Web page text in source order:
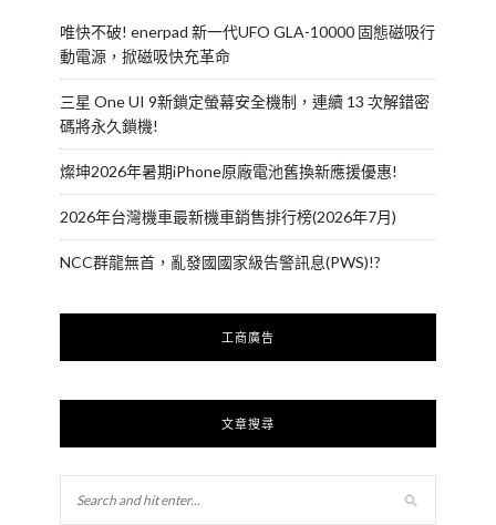
唯快不破! enerpad 新一代UFO GLA-10000 固態磁吸行
動電源，掀磁吸快充革命
三星 One UI 9新鎖定螢幕安全機制，連續 13 次解錯密
碼將永久鎖機!
燦坤2026年暑期iPhone原廠電池舊換新應援優惠!
2026年台灣機車最新機車銷售排行榜(2026年7月)
NCC群龍無首，亂發國國家級告警訊息(PWS)!?
工商廣告
文章搜尋